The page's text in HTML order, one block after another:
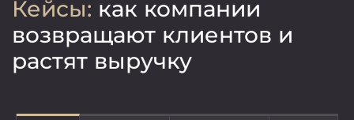
Кейсы: как компании
возвращают клиентов и
растят выручку